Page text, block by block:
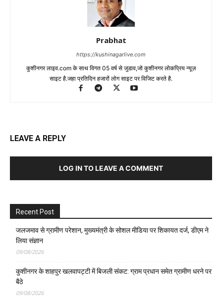
Prabhat
https://kushinagarlive.com
कुशीनगर लाइव.com के साथ विगत 05 वर्ष से जुडाव,जो कुशीनगर लोकप्रिय न्यूज़
साइट है.जहा प्रतिदिन हजारों लोग साइट पर विजिट करते है.
LEAVE A REPLY
LOG IN TO LEAVE A COMMENT
Recent Post
जलजमाव से ग्रामीण परेशान, मुख्यमंत्री के सोशल मीडिया पर शिकायत दर्ज, डीएम ने
लिया संज्ञान
09/08/2026
कुशीनगर के शाहपुर खलवापट्टी में बिजली संकट: ग्राम प्रधान समेत ग्रामीण धरने पर
बैठे
09/08/2026